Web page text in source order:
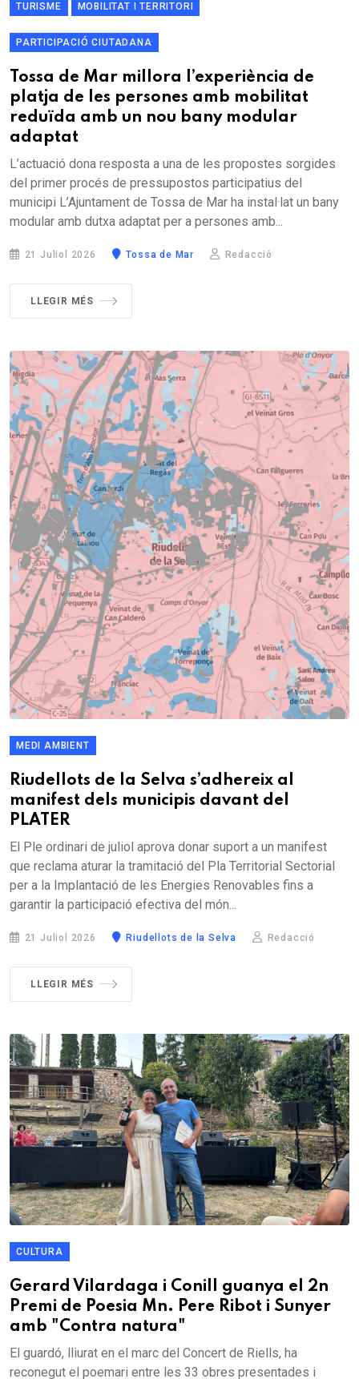
TURISME MOBILITAT I TERRITORI
PARTICIPACIÓ CIUTADANA
Tossa de Mar millora l’experiència de
platja de les persones amb mobilitat
reduïda amb un nou bany modular
adaptat
L’actuació dona resposta a una de les propostes sorgides
del primer procés de pressupostos participatius del
municipi L’Ajuntament de Tossa de Mar ha instal·lat un bany
modular amb dutxa adaptat per a persones amb...
21 Juliol 2026 Tossa de Mar Redacció
LLEGIR MÉS
MEDI AMBIENT
Riudellots de la Selva s’adhereix al
manifest dels municipis davant del
PLATER
El Ple ordinari de juliol aprova donar suport a un manifest
que reclama aturar la tramitació del Pla Territorial Sectorial
per a la Implantació de les Energies Renovables fins a
garantir la participació efectiva del món...
21 Juliol 2026 Riudellots de la Selva Redacció
LLEGIR MÉS
CULTURA
Gerard Vilardaga i Conill guanya el 2n
Premi de Poesia Mn. Pere Ribot i Sunyer
amb "Contra natura"
El guardó, lliurat en el marc del Concert de Riells, ha
reconegut el poemari entre les 33 obres presentades i